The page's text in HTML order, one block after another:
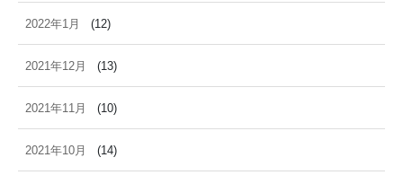
2022年1月 (12)
2021年12月 (13)
2021年11月 (10)
2021年10月 (14)